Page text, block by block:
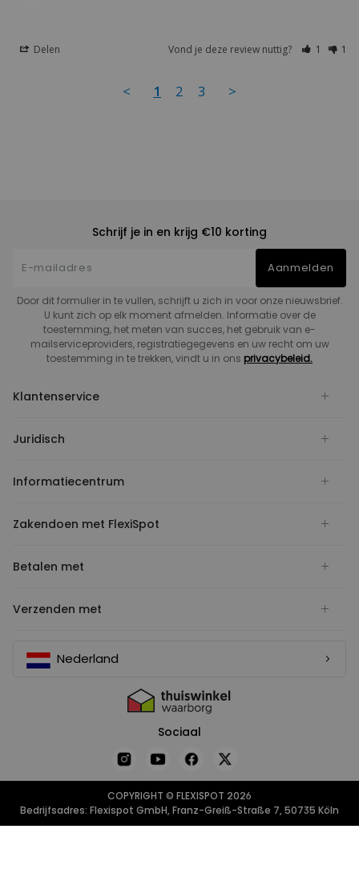
Delen Vond je deze review nuttig? 1 1
< 1 2 3 >
Schrijf je in en krijg €10 korting
Aanmelden
Door dit formulier in te vullen, schrijft u zich in voor onze nieuwsbrief.
U kunt zich op elk moment afmelden. Informatie over de
toestemming, het meten van succes, het gebruik van e-
mailserviceproviders, registratiegegevens en uw recht om uw
toestemming in te trekken, vindt u in ons privacybeleid.
Klantenservice
Juridisch
Informatiecentrum
Zakendoen met FlexiSpot
Betalen met
Verzenden met
Nederland
Sociaal
COPYRIGHT © FLEXISPOT 2026
Bedrijfsadres: Flexispot GmbH, Franz-Greiß-Straße 7, 50735 Köln